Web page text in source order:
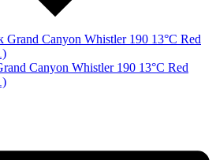
Canyon Whistler 190 13°C Red